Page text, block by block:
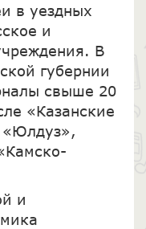
в уездных
и
В
губернии
свыше 20
«Казанские
«Юлдуз»,
и